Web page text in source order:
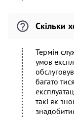
Скільки
Термін
умов
багато
такі як